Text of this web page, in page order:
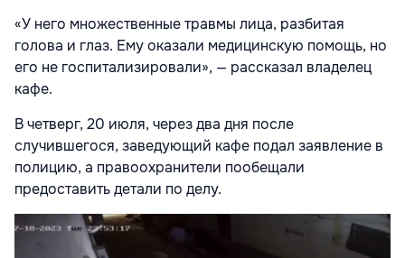
«У него множественные травмы лица, разбитая
голова и глаз. Ему оказали медицинскую помощь, но
его не госпитализировали», — рассказал владелец
кафе.
В четверг, 20 июля, через два дня после
случившегося, заведующий кафе подал заявление в
полицию, а правоохранители пообещали
предоставить детали по делу.